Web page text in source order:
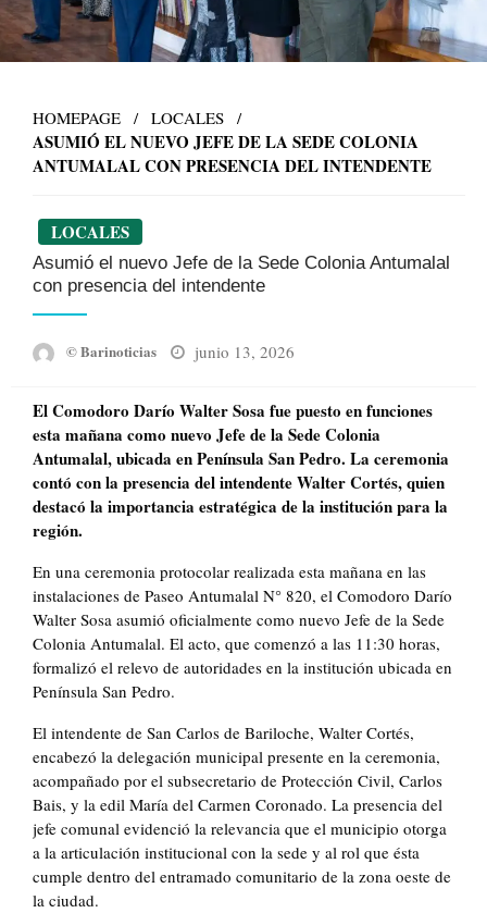
HOMEPAGE LOCALES
ASUMIÓ EL NUEVO JEFE DE LA SEDE COLONIA
ANTUMALAL CON PRESENCIA DEL INTENDENTE
LOCALES
Asumió el nuevo Jefe de la Sede Colonia Antumalal
con presencia del intendente
© Barinoticias
Posted
junio 13, 2026
El Comodoro Darío Walter Sosa fue puesto en funciones
esta mañana como nuevo Jefe de la Sede Colonia
Antumalal, ubicada en Península San Pedro. La ceremonia
contó con la presencia del intendente Walter Cortés, quien
destacó la importancia estratégica de la institución para la
región.
En una ceremonia protocolar realizada esta mañana en las
instalaciones de Paseo Antumalal N° 820, el Comodoro Darío
Walter Sosa asumió oficialmente como nuevo Jefe de la Sede
Colonia Antumalal. El acto, que comenzó a las 11:30 horas,
formalizó el relevo de autoridades en la institución ubicada en
Península San Pedro.
El intendente de San Carlos de Bariloche, Walter Cortés,
encabezó la delegación municipal presente en la ceremonia,
acompañado por el subsecretario de Protección Civil, Carlos
Bais, y la edil María del Carmen Coronado. La presencia del
jefe comunal evidenció la relevancia que el municipio otorga
a la articulación institucional con la sede y al rol que ésta
cumple dentro del entramado comunitario de la zona oeste de
la ciudad.